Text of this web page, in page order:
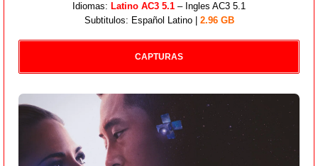
Idiomas: Latino AC3 5.1 – Ingles AC3 5.1
Subtitulos: Español Latino | 2.96 GB
CAPTURAS